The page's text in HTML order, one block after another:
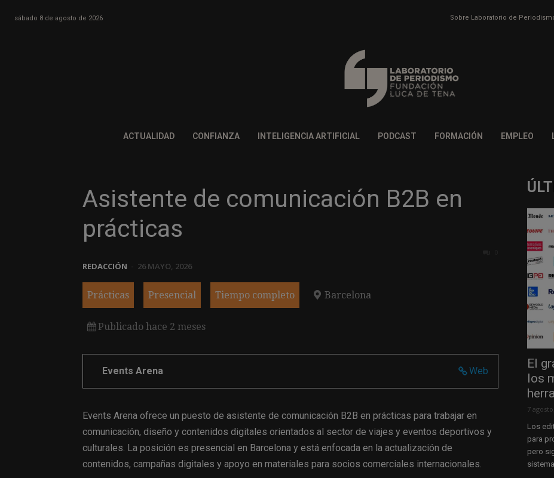
sábado 8 de agosto de 2026 Sobre Laboratorio de
ACTUALIDAD CONFIANZA INTELIGENCIA ARTIFICIAL PODCAST FORMACIÓN EMPLEO
Asistente de comunicación B2B en
prácticas
REDACCIÓN 26 MAYO, 2026
Prácticas Presencial Tiempo completo Barcelona
Publicado hace 2 meses
Web
Events Arena
Events Arena ofrece un puesto de asistente de comunicación B2B en prácticas para trabajar en
comunicación, diseño y contenidos digitales orientados al sector de viajes y eventos deportivos y
culturales. La posición es presencial en Barcelona y está enfocada en la actualización de
contenidos, campañas digitales y apoyo en materiales para socios comerciales internacionales.
El
los
7
Los
para
pero